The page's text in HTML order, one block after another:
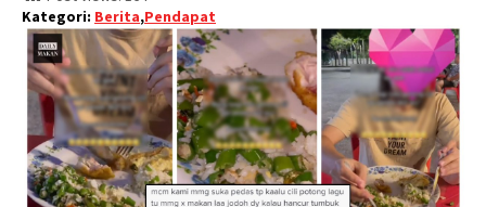
Kategori: Berita,Pendapat